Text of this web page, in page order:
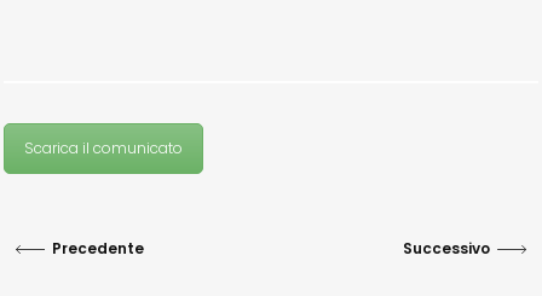
Scarica il comunicato
Precedente Successivo